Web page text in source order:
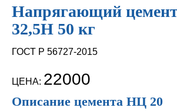
Напрягающий
32,5Н 50 кг
ГОСТ Р 56727-2015
ЦЕНА: 22000
Описание цемента НЦ 20